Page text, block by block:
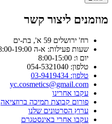
מוזמנים ליצור קשר
רח' ירושלים 59 א', בת-ים
שעות פעילות: א-ה 8:00-19:00
יום ו: 8:00-15:00
טלפון: 054-5321040
טלפון: 03-9419434
yc.cosmetics@gmail.com
עקבו אחרינו
פורום קבוצת תמיכה ברוזציאה
ערוץ הסרטונים שלנו
עקבו אחרי באינסטגרם